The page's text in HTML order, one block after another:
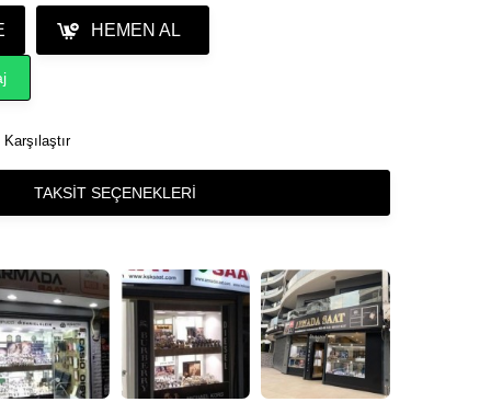
HEMEN AL
Karşılaştır
TAKSIT SEÇENEKLERI